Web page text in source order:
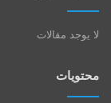
لا يوجد مقالات
محتويات